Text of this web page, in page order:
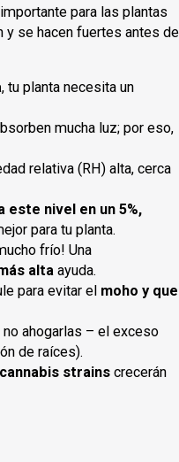
para las plantas
y se hacen fuertes antes de
, tu planta necesita un
mucha luz; por eso,
relativa (RH) alta, cerca
este nivel en un 5%,
para tu planta.
frío! Una
alta ayuda.
para evitar el moho y que
no ahogarlas – el exceso
de raíces).
cannabis strains crecerán